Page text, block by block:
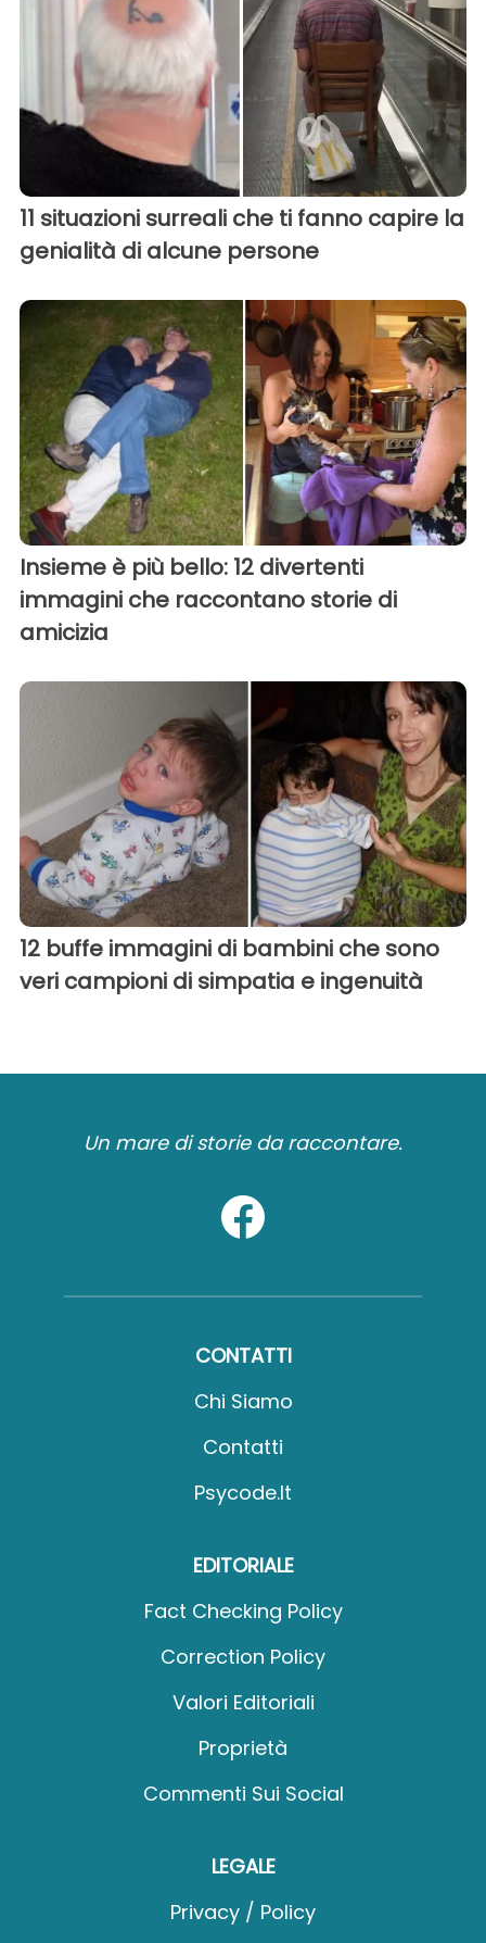
11 situazioni surreali che ti fanno capire la
genialità di alcune persone
Insieme è più bello: 12 divertenti
immagini che raccontano storie di
amicizia
12 buffe immagini di bambini che sono
veri campioni di simpatia e ingenuità
Un mare di storie da raccontare.
CONTATTI
Chi Siamo
Contatti
Psycode.it
EDITORIALE
Fact Checking Policy
Correction Policy
Valori Editoriali
Proprietà
Commenti Sui Social
LEGALE
Privacy / Policy